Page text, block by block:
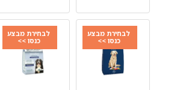
לבחירת מבצע
כנסו >>
לבחירת מבצע
כנסו >>